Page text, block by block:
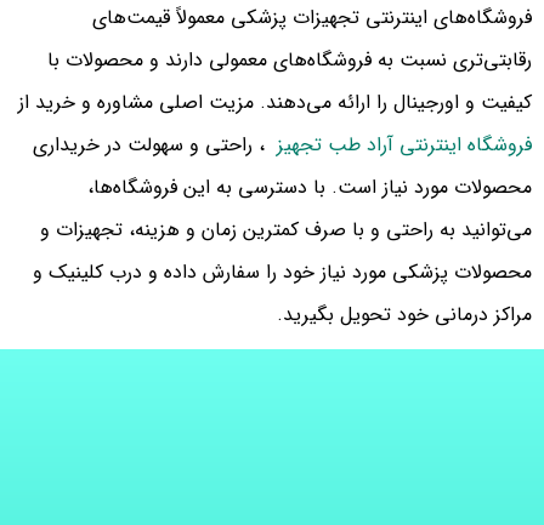
فروشگاه‌های اینترنتی تجهیزات پزشکی معمولاً قیمت‌های
رقابتی‌تری نسبت به فروشگاه‌های معمولی دارند و محصولات با
کیفیت و اورجینال را ارائه می‌دهند. مزیت اصلی مشاوره و خرید از
فروشگاه‌ اینترنتی آراد طب تجهیز ، راحتی و سهولت در خریداری
محصولات مورد نیاز است. با دسترسی به این فروشگاه‌ها،
می‌توانید به راحتی و با صرف کمترین زمان و هزینه، تجهیزات و
محصولات پزشکی مورد نیاز خود را سفارش داده و درب کلینیک و
مراکز درمانی خود تحویل بگیرید.